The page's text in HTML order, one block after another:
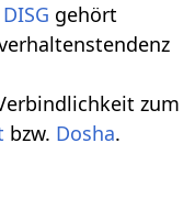
DISG gehört
zum
bzw. Dosha.